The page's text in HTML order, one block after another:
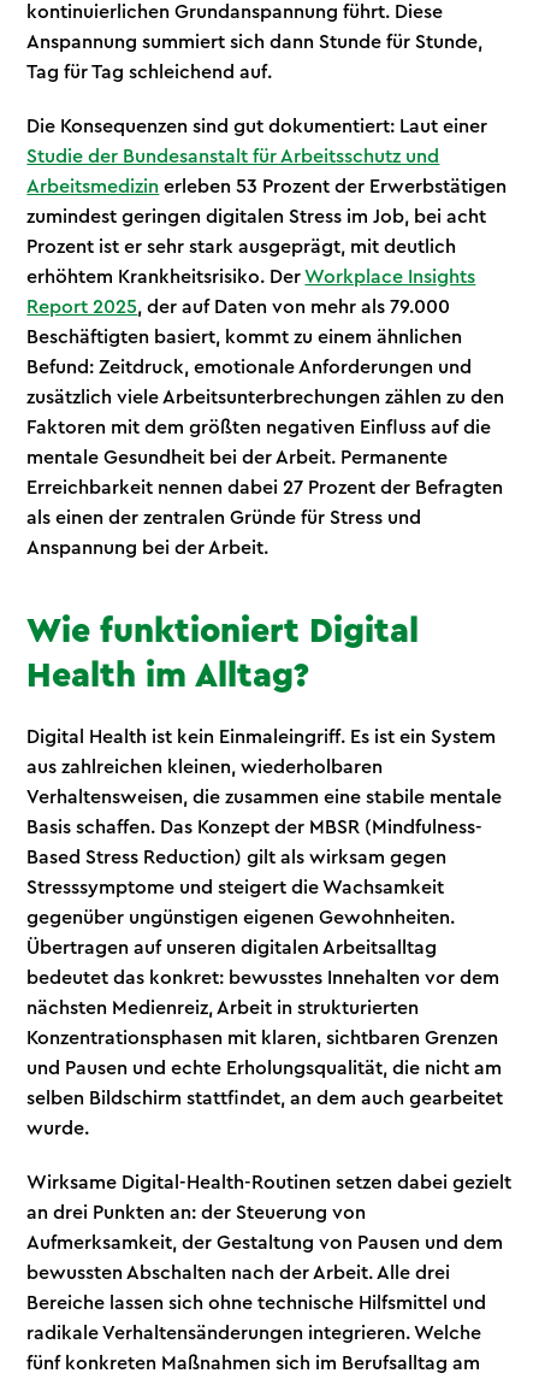
kontinuierlichen Grundanspannung führt. Diese
Anspannung summiert sich dann Stunde für Stunde,
Tag für Tag schleichend auf.
Die Konsequenzen sind gut dokumentiert: Laut einer
Studie der Bundesanstalt für Arbeitsschutz und
Arbeitsmedizin erleben 53 Prozent der Erwerbstätigen
zumindest geringen digitalen Stress im Job, bei acht
Prozent ist er sehr stark ausgeprägt, mit deutlich
erhöhtem Krankheitsrisiko. DerWorkplace Insights
Report 2025, der auf Daten von mehr als 79.000
Beschäftigten basiert, kommt zu einem ähnlichen
Befund: Zeitdruck, emotionale Anforderungen und
zusätzlich viele Arbeitsunterbrechungen zählen zu den
Faktoren mit dem größten negativen Einfluss auf die
mentale Gesundheit bei der Arbeit. Permanente
Erreichbarkeit nennen dabei 27 Prozent der Befragten
als einen der zentralen Gründe für Stress und
Anspannung bei der Arbeit.
Wie funktioniert Digital
Health im Alltag?
Digital Health ist kein Einmaleingriff. Es ist ein System
aus zahlreichen kleinen, wiederholbaren
Verhaltensweisen, die zusammen eine stabile mentale
Basis schaffen. Das Konzept der MBSR (Mindfulness-
Based Stress Reduction) gilt als wirksam gegen
Stresssymptome und steigert die Wachsamkeit
gegenüber ungünstigen eigenen Gewohnheiten.
Übertragen auf unseren digitalen Arbeitsalltag
bedeutet das konkret: bewusstes Innehalten vor dem
nächsten Medienreiz, Arbeit in strukturierten
Konzentrationsphasen mit klaren, sichtbaren Grenzen
und Pausen und echte Erholungsqualität, die nicht am
selben Bildschirm stattfindet, an dem auch gearbeitet
wurde.
Wirksame Digital-Health-Routinen setzen dabei gezielt
an drei Punkten an: der Steuerung von
Aufmerksamkeit, der Gestaltung von Pausen und dem
bewussten Abschalten nach der Arbeit. Alle drei
Bereiche lassen sich ohne technische Hilfsmittel und
radikale Verhaltensänderungen integrieren. Welche
fünf konkreten Maßnahmen sich im Berufsalltag am